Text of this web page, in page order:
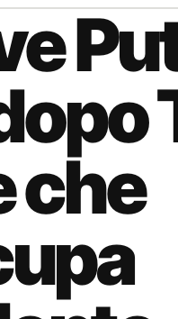
che